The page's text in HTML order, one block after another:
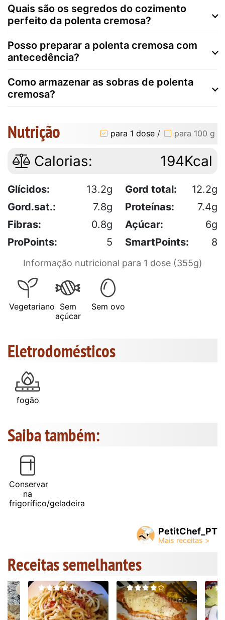
Quais são os segredos do cozimento
perfeito da polenta cremosa?
Posso preparar a polenta cremosa com
antecedência?
Como armazenar as sobras de polenta
cremosa?
Nutrição para 1 dose / para 100 g
Calorias: 194Kcal
Glícidos: 13.2g Gord total:
12.2g
Gord.sat.:
7.8g Proteínas:
7.4g
Fibras:
0.8g Açúcar:
6g
ProPoints:
5 SmartPoints: 8
Informação nutricional para 1 dose (355g)
Vegetariano Sem
açúcar
Sem ovo
Eletrodomésticos
fogão
Saiba também:
Conservar
na
frigorífico/geladeira
PetitChef_PT
Receitas semelhantes